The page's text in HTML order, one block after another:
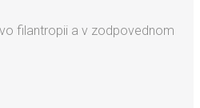
filantropii a v zodpovednom